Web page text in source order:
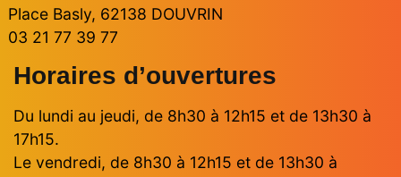
Place Basly, 62138 DOUVRIN
03 21 77 39 77
Horaires d’ouvertures
Du lundi au jeudi, de 8h30 à 12h15 et de 13h30 à
17h15.
Le vendredi, de 8h30 à 12h15 et de 13h30 à